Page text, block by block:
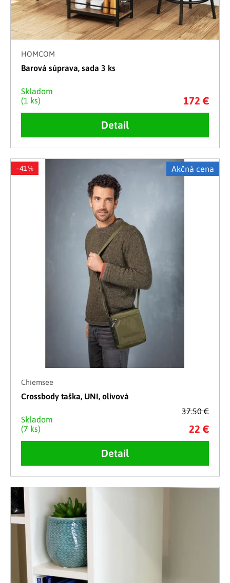
HOMCOM
Barová súprava, sada 3 ks
Skladom
(1 ks)
172 €
Detail
Akčná cena
37.50 €
–41 %
Chiemsee
Crossbody taška, UNI, olivová
Skladom
(7 ks)
22 €
Detail